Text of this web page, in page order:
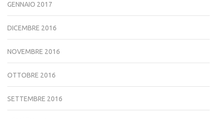
GENNAIO 2017
DICEMBRE 2016
NOVEMBRE 2016
OTTOBRE 2016
SETTEMBRE 2016